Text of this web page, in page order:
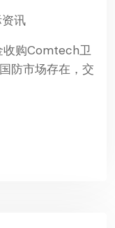
讯
收购Comtech卫
防市场存在，交